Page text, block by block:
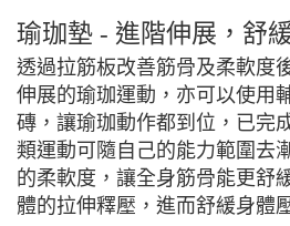
瑜珈墊 - 進階伸展，舒
透過拉筋板改善筋骨及柔軟度
伸展的瑜珈運動，亦可以使用
磚，讓瑜珈動作都到位，已完
類運動可隨自己的能力範圍去
的柔軟度，讓全身筋骨能更舒
體的拉伸釋壓，進而舒緩身體